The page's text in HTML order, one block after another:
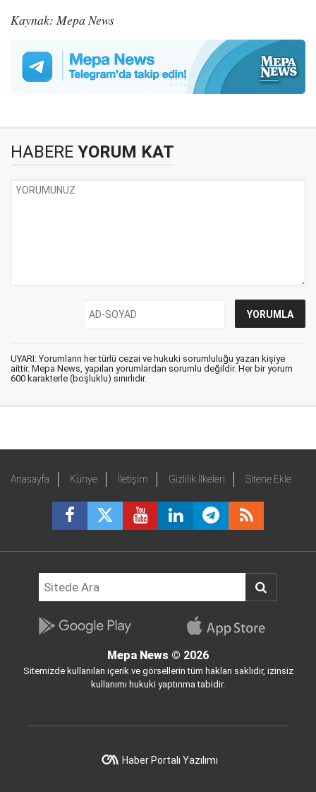
Kaynak: Mepa News
HABERE YORUM KAT
UYARI: Yorumların her türlü cezai ve hukuki sorumluluğu yazan kişiye
aittir. Mepa News, yapılan yorumlardan sorumlu değildir. Her bir yorum
600 karakterle (boşluklu) sınırlıdır.
Anasayfa Künye İletişim Gizlilik İlkeleri Sitene Ekle
Mepa News © 2026
Sitemizde kullanılan içerik ve görsellerin tüm hakları saklıdır, izinsiz
kullanımı hukuki yaptırıma tabidir.
Haber Portalı Yazılımı